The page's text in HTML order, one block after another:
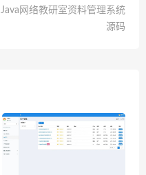
Java网络教研室资料管理系统
源码